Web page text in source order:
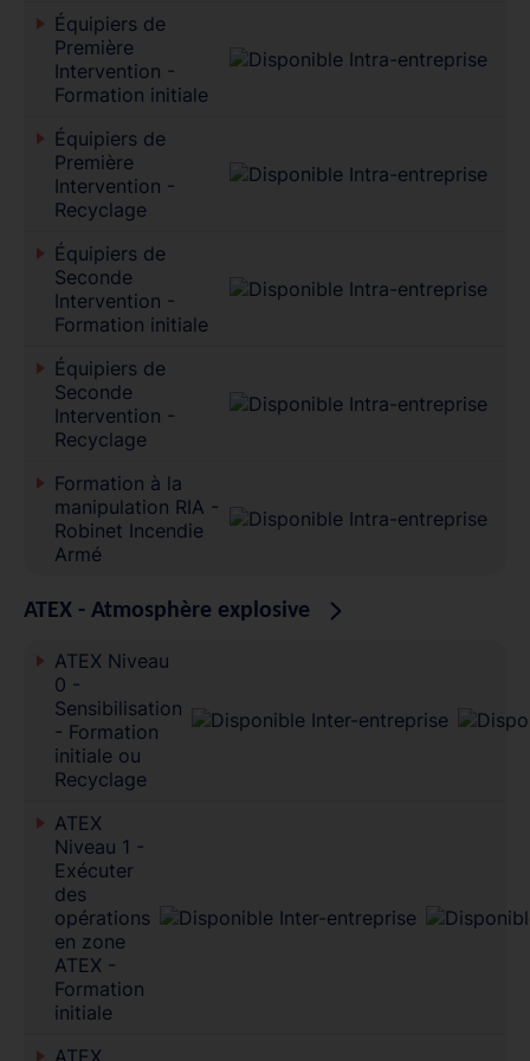
Équipiers de
Première
Intervention -
Formation initiale
Équipiers de
Première
Intervention -
Recyclage
Équipiers de
Seconde
Intervention -
Formation initiale
Équipiers de
Seconde
Intervention -
Recyclage
Formation à la
manipulation RIA -
Robinet Incendie
Armé
ATEX - Atmosphère explosive
ATEX Niveau
0 -
Sensibilisation
- Formation
initiale ou
Recyclage
ATEX
Niveau 1 -
Exécuter
des
opérations
en zone
ATEX -
Formation
initiale
ATEX